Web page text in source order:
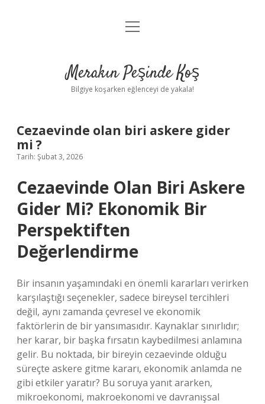
Anasayfa
Yasal Uyarı
menüyü
Merakın Peşinde Koş
Bilgiye koşarken eğlenceyi de yakala!
Cezaevinde olan biri askere gider
mi ?
Tarih: Şubat 3, 2026
Cezaevinde Olan Biri Askere
Gider Mi? Ekonomik Bir
Perspektiften
Değerlendirme
Bir insanın yaşamındaki en önemli kararları verirken
karşılaştığı seçenekler, sadece bireysel tercihleri
değil, aynı zamanda çevresel ve ekonomik
faktörlerin de bir yansımasıdır. Kaynaklar sınırlıdır;
her karar, bir başka fırsatın kaybedilmesi anlamına
gelir. Bu noktada, bir bireyin cezaevinde olduğu
süreçte askere gitme kararı, ekonomik anlamda ne
gibi etkiler yaratır? Bu soruya yanıt ararken,
mikroekonomi, makroekonomi ve davranışsal